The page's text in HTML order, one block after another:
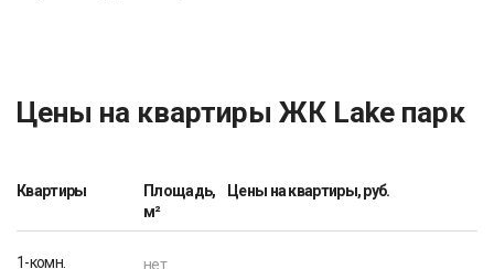
Цены на квартиры ЖК Lake парк
Квартиры
Площадь,
м²
Цены на квартиры, руб.
1-комн. нет